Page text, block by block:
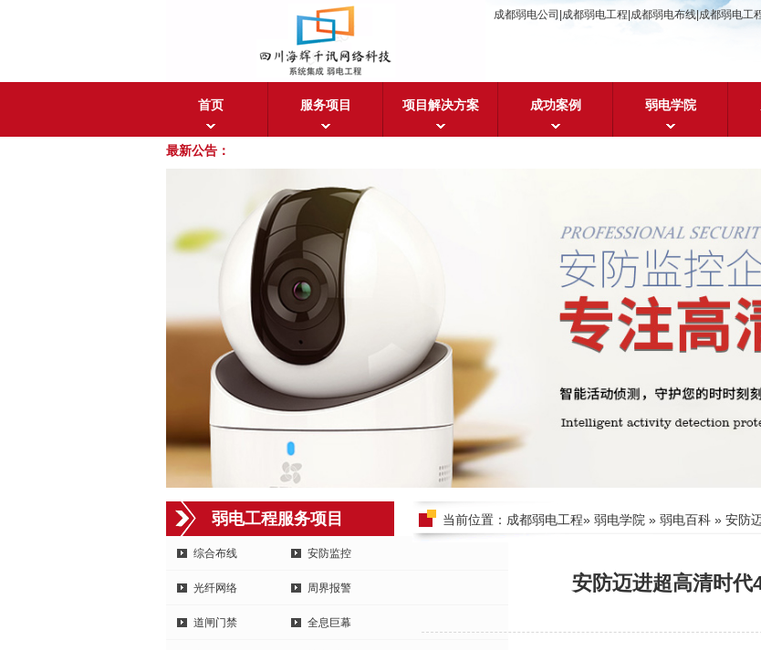
成都弱电公司|成都弱电工程|成都弱电布线|成都弱电工
首页 服务项目 项目解决方案 成功案例 弱电学院
最新公告：
弱电工程服务项目
综合布线 安防监控
光纤网络 周界报警
道闸门禁 全息巨幕
当前位置： 成都弱电工程» 弱电学院 » 弱电百科 » 安防
安防迈进超高清时